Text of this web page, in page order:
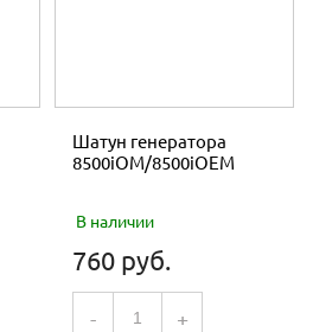
Шатун генератора
8500iOM/8500iOEM
В наличии
760 руб.
- +